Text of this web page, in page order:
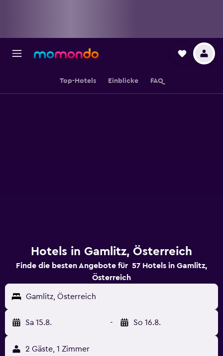
Top-Hotels Einblicke FAQ
Hotels in Gamlitz, Österreich
Finde die besten Angebote für 57 Hotels in Gamlitz,
Österreich
Gamlitz, Österreich
Sa 15.8. - So 16.8.
2 Gäste, 1 Zimmer